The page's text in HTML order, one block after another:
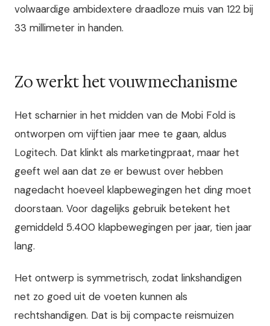
volwaardige ambidextere draadloze muis van 122 bij
33 millimeter in handen.
Zo werkt het vouwmechanisme
Het scharnier in het midden van de Mobi Fold is
ontworpen om vijftien jaar mee te gaan, aldus
Logitech. Dat klinkt als marketingpraat, maar het
geeft wel aan dat ze er bewust over hebben
nagedacht hoeveel klapbewegingen het ding moet
doorstaan. Voor dagelijks gebruik betekent het
gemiddeld 5.400 klapbewegingen per jaar, tien jaar
lang.
Het ontwerp is symmetrisch, zodat linkshandigen
net zo goed uit de voeten kunnen als
rechtshandigen. Dat is bij compacte reismuizen